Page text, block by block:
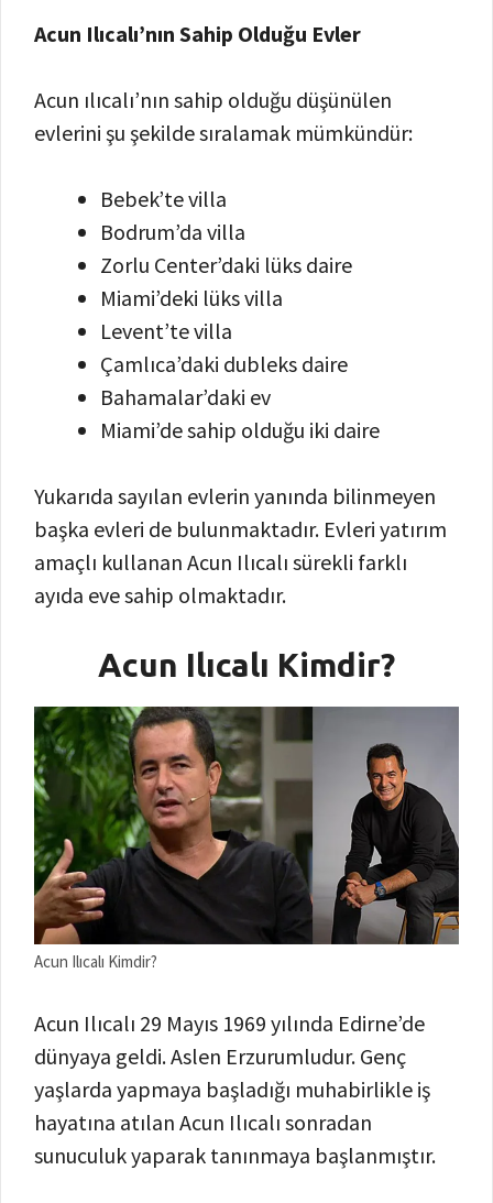
Acun Ilıcalı’nın Sahip Olduğu Evler
Acun ılıcalı’nın sahip olduğu düşünülen
evlerini şu şekilde sıralamak mümkündür:
Bebek’te villa
Bodrum’da villa
Zorlu Center’daki lüks daire
Miami’deki lüks villa
Levent’te villa
Çamlıca’daki dubleks daire
Bahamalar’daki ev
Miami’de sahip olduğu iki daire
Yukarıda sayılan evlerin yanında bilinmeyen
başka evleri de bulunmaktadır. Evleri yatırım
amaçlı kullanan Acun Ilıcalı sürekli farklı
ayıda eve sahip olmaktadır.
Acun Ilıcalı Kimdir?
Acun Ilıcalı Kimdir?
Acun Ilıcalı 29 Mayıs 1969 yılında Edirne’de
dünyaya geldi. Aslen Erzurumludur. Genç
yaşlarda yapmaya başladığı muhabirlikle iş
hayatına atılan Acun Ilıcalı sonradan
sunuculuk yaparak tanınmaya başlanmıştır.